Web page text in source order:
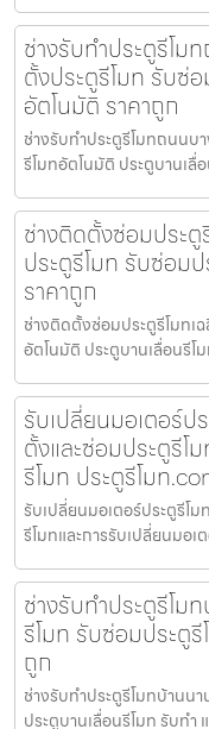
ช่างรับทำประตูรีโม
ตั้งประตูรีโมท รับซ่
อัตโนมัติ ราคาถูก
ช่างรับทำประตูรีโมทถนนบ
รีโมทอัตโนมัติ ประตูบานเลื่
ช่างติดตั้งซ่อมประตู
ประตูรีโมท รับซ่อม
ราคาถูก
ช่างติดตั้งซ่อมประตูรีโมทเ
อัตโนมัติ ประตูบานเลื่อนรีโ
รับเปลี่ยนมอเตอร์ป
ตั้งและซ่อมประตูรีโ
รีโมท ประตูรีโมท
รับเปลี่ยนมอเตอร์ประตูรีโ
รีโมทและการรับเปลี่ยนมอเ
ช่างรับทำประตูรีโ
รีโมท รับซ่อมประตู
ถูก
ช่างรับทำประตูรีโมทบ้านน
ประตูบานเลื่อนรีโมท รับทำ